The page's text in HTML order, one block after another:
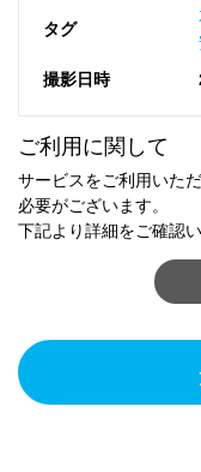
タグ
撮影日時
ご利用に関して
サービスをご利用いた
必要がございます。
下記より詳細をご確認